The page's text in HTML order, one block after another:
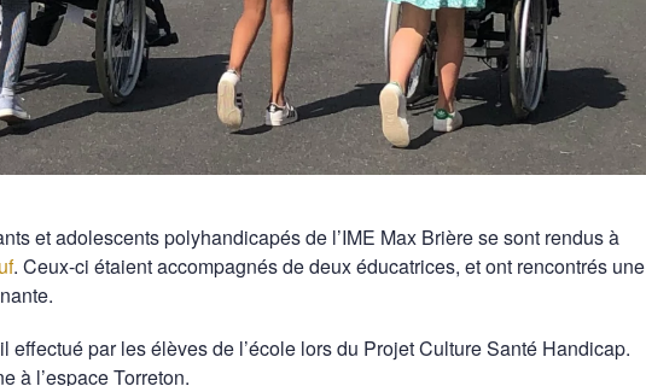
et adolescents polyhandicapés de l’IME Max Brière se sont rendus à
. Ceux-ci étaient accompagnés de deux éducatrices, et ont rencontrés une
effectué par les élèves de l’école lors du Projet Culture Santé Handicap.
à l’espace Torreton.